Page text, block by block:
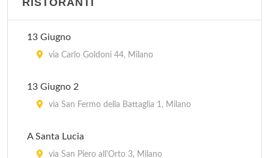
RISTORANTI
13 Giugno
via Carlo Goldoni 44, Milano
13 Giugno 2
via San Fermo della Battaglia 1, Milano
A Santa Lucia
via San Piero all'Orto 3, Milano